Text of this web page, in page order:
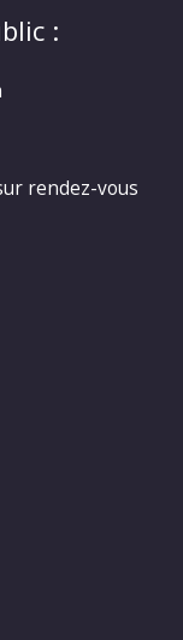
:
rendez-vous